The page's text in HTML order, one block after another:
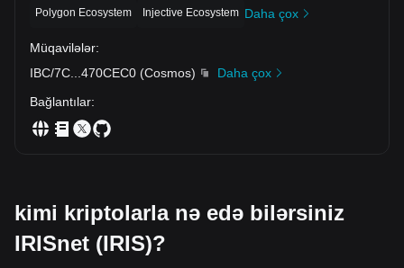
Polygon Ecosystem Injective Ecosystem Daha çox
Müqavilələr:
IBC/7C
470CEC0 (Cosmos)
Daha çox
Bağlantılar:
kimi kriptolarla nə edə bilərsiniz
IRISnet (IRIS)?